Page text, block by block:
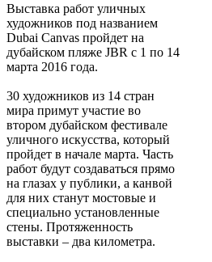
Выставка работ уличных
художников под названием
Dubai Canvas пройдет на
дубайском пляже JBR c 1 по 14
марта 2016 года.
30 художников из 14 стран
мира примут участие во
втором дубайском фестивале
уличного искусства, который
пройдет в начале марта. Часть
работ будут создаваться прямо
на глазах у публики, а канвой
для них станут мостовые и
специально установленные
стены. Протяженность
выставки – два километра.